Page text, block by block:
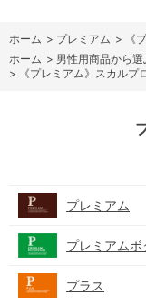
ホーム > プレミアム >
《
ホーム > 男性用商品から選
>
《プレミアム》スカル
プレミアム
プレミアム
プラス